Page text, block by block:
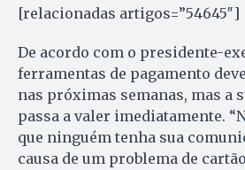
[relacionadas artigos=”54645″]
De acordo com o presidente-
ferramentas de pagamento
nas próximas semanas, mas a
passa a valer imediatamente.
que ninguém tenha sua
causa de um problema de